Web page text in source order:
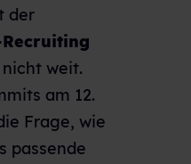
der
Recruiting
nicht weit.
am 12.
Frage, wie
passende